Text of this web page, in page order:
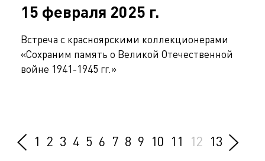
15 февраля 2025 г.
Встреча с красноярскими коллекционерами
«Сохраним память о Великой Отечественной
войне 1941-1945 гг.»
1 2 3 4 5 6 7 8 9 10 11 12 13